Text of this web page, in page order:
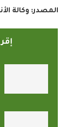
المصدر: وكالة